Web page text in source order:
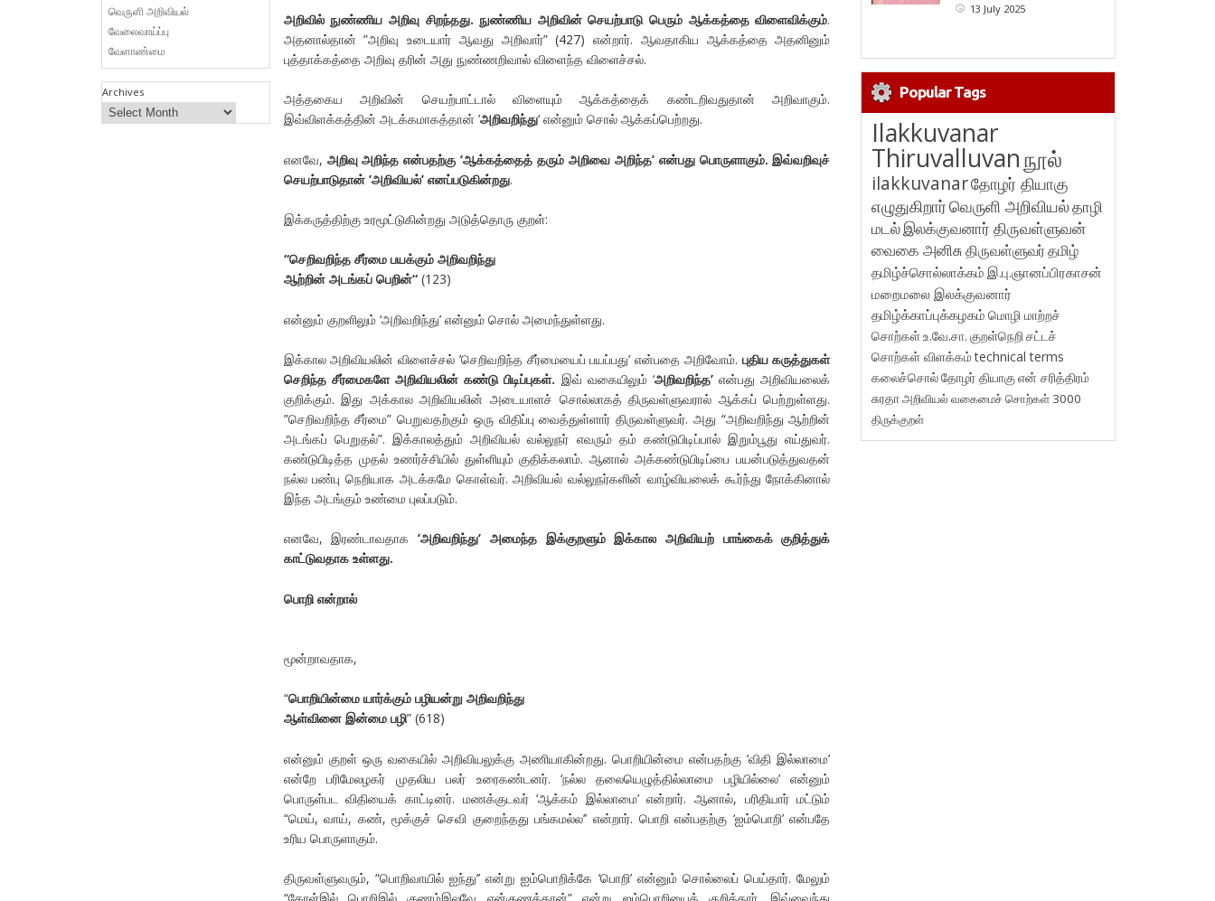
அறிவில் நுண்ணிய அறிவு சிறந்தது. நுண்ணிய அறிவின் செயற்பாடு பெரும் ஆக்கத்தை விளைவிக்கும்.
அதனால்தான் ”அறிவு உடையார் ஆவது அறிவார்” (427) என்றார். ஆவதாகிய ஆக்கத்தை அதனினும்
புத்தாக்கத்தை அறிவு தரின் அது நுண்ணறிவால் விளைந்த விளைச்சல்.
அத்தகைய அறிவின் செயற்பாட்டால் விளையும் ஆக்கத்தைக் கண்டறிவதுதான் அறிவாகும்.
இவ்விளக்கத்தின் அடக்கமாகத்தான் ’அறிவறிந்து‘ என்னும் சொல் ஆக்கப்பெற்றது.
எனவே, அறிவு அறிந்த என்பதற்கு ‘ஆக்கத்தைத் தரும் அறிவை அறிந்த’ என்பது பொருளாகும். இவ்வறிவுச்
செயற்பாடுதான் ’அறிவியல்’ எனப்படுகின்றது.
இக்கருத்திற்கு உரமூட்டுகின்றது அடுத்தொரு குறள்:
“செறிவறிந்த சீர்மை பயக்கும் அறிவறிந்து
ஆற்றின் அடங்கப் பெறின்“(123)
என்னும் குறளிலும் ‘அறிவறிந்து’ என்னும் சொல் அமைந்துள்ளது.
இக்கால அறிவியலின் விளைச்சல் ’செறிவறிந்த சீர்மையைப் பயப்பது’ என்பதை அறிவோம். புதிய கருத்துகள்
செறிந்த சீர்மைகளே அறிவியலின் கண்டு பிடிப்புகள். இவ் வகையிலும் ‘அறிவறிந்த’ என்பது அறிவியலைக்
குறிக்கும். இது அக்கால அறிவியலின் அடையாளச் சொல்லாகத் திருவள்ளுவரால் ஆக்கப் பெற்றுள்ளது.
”செறிவறிந்த சீர்மை” பெறுவதற்கும் ஒரு விதிப்பு வைத்துள்ளார் திருவள்ளுவர். அது “அறிவறிந்து ஆற்றின்
அடங்கப் பெறுதல்”. இக்காலத்தும் அறிவியல் வல்லுநர் எவரும் தம் கண்டுபிடிப்பால் இறும்பூது எய்துவர்.
கண்டுபிடித்த முதல் உணர்ச்சியில் துள்ளியும் குதிக்கலாம். ஆனால் அக்கண்டுபிடிப்பை பயன்படுத்துவதன்
நல்ல பண்பு நெறியாக அடக்கமே கொள்வர். அறிவியல் வல்லுநர்களின் வாழ்வியலைக் கூர்ந்து நோக்கினால்
இந்த அடங்கும் உண்மை புலப்படும்.
எனவே, இரண்டாவதாக ’அறிவறிந்து’ அமைந்த இக்குறளும் இக்கால அறிவியற் பாங்கைக் குறித்துக்
காட்டுவதாக உள்ளது.
பொறி என்றால்
மூன்றாவதாக,
“பொறியின்மை யார்க்கும் பழியன்று அறிவறிந்து
ஆள்வினை இன்மை பழி” (618)
என்னும் குறள் ஒரு வகையில் அறிவியலுக்கு அணியாகின்றது. பொறியின்மை என்பதற்கு ‘விதி இல்லாமை’
என்றே பரிமேலழகர் முதலிய பலர் உரைகண்டனர். ‘நல்ல தலையெழுத்தில்லாமை பழியில்லை’ என்னும்
பொருள்பட விதியைக் காட்டினர். மணக்குடவர் ‘ஆக்கம் இல்லாமை’ என்றார். ஆனால், பரிதியார் மட்டும்
“மெய், வாய், கண், மூக்குச் செவி குறைந்தது பங்கமல்ல’’ என்றார். பொறி என்பதற்கு ‘ஐம்பொறி’ என்பதே
உரிய பொருளாகும்.
திருவள்ளுவரும், “பொறிவாயில் ஐந்து’’ என்று ஐம்பொறிக்கே ‘பொறி’ என்னும் சொல்லைப் பெய்தார். மேலும்
வெருளி அறிவியல்
வேலைவாய்ப்பு
வேளாண்மை
Archives
13 July 2025
Popular Tags
Ilakkuvanar
Thiruvalluvanநூல்
ilakkuvanarதோழர் தியாகு
எழுதுகிறார்வெருளி அறிவியல்தாழி
மடல்இலக்குவனார் திருவள்ளுவன்
வைகை அனிசுதிருவள்ளுவர்தமிழ்
தமிழ்ச்சொல்லாக்கம் இ.பு.ஞானப்பிரகாசன்
மறைமலை இலக்குவனார்
தமிழ்க்காப்புக்கழகம் மொழி மாற்றச்
சொற்கள்உ.வே.சா. குறள்நெறி சட்டச்
சொற்கள் விளக்கம்technical terms
கலைச்சொல்தோழர் தியாகுஎன் சரித்திரம்
சுரதாஅறிவியல் வகைமைச் சொற்கள் 3000
திருக்குறள்